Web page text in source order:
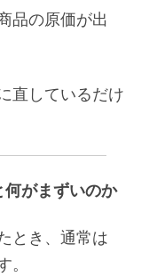
品の原価が出
直しているだけ
がまずいのか
とき、通常は